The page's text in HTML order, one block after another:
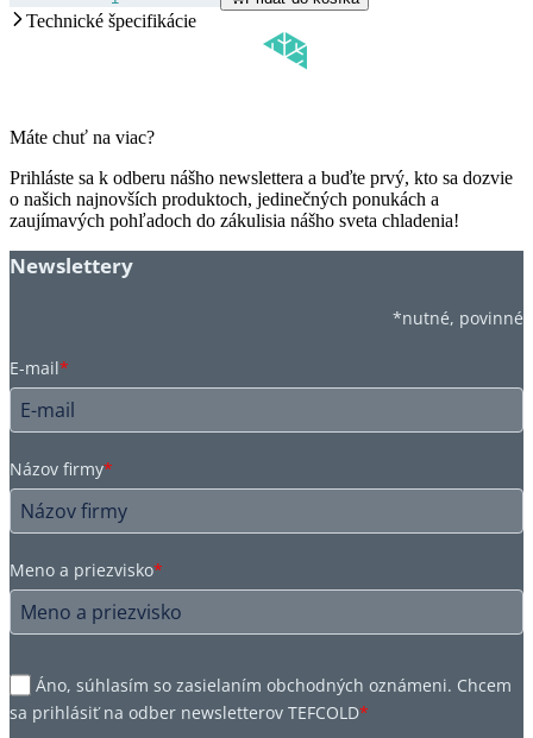
Technické špecifikácie
Máte chuť na viac?
Prihláste sa k odberu nášho newslettera a buďte prvý, kto sa dozvie
o našich najnovších produktoch, jedinečných ponukách a
zaujímavých pohľadoch do zákulisia nášho sveta chladenia!
Newslettery
*nutné, povinné
E-mail*
Názov firmy*
Meno a priezvisko*
Áno, súhlasím so zasielaním obchodných oznámeni. Chcem
sa prihlásiť na odber newsletterov TEFCOLD*